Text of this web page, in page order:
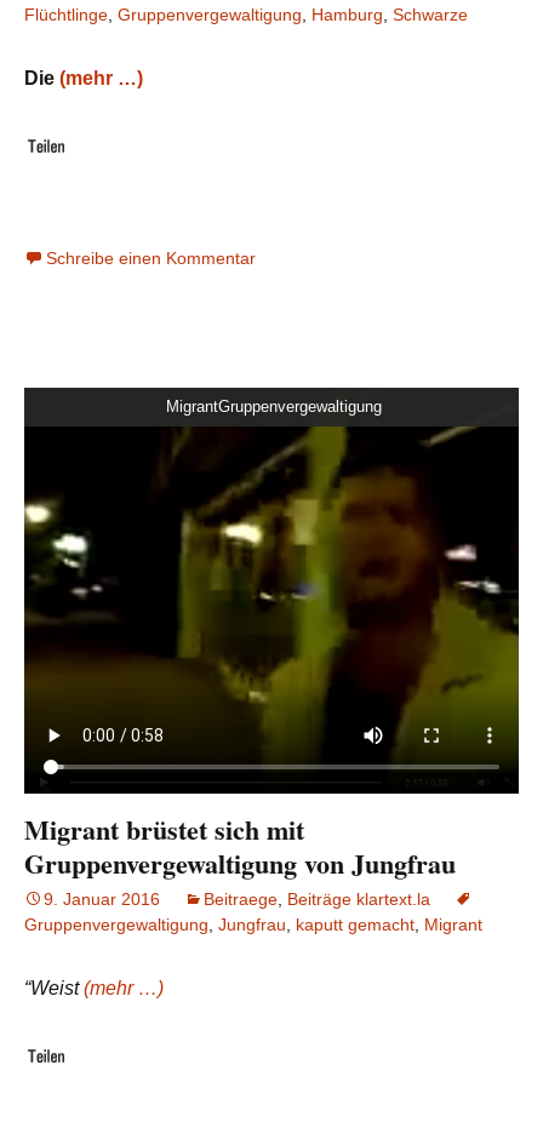
Flüchtlinge Gruppenvergewaltigung Hamburg Schwarze
Die (mehr …)
Schreibe einen Kommentar
MigrantGruppenvergewaltigung
Migrant brüstet sich mit
Gruppenvergewaltigung von Jungfrau
9. Januar 2016 Beitraege, Beiträge klartext.la
Gruppenvergewaltigung, Jungfrau, kaputt gemacht, Migrant
“Weist(mehr …)